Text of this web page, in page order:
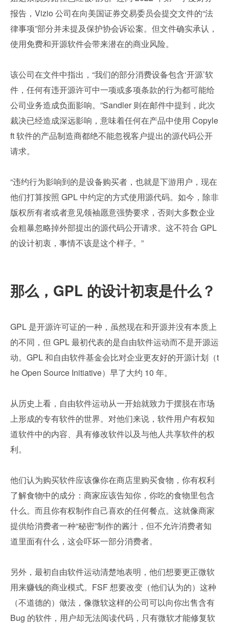
报告，Vizio 公司在向美国证券交易委员会提交文件的“法
律事项”部分并未提及保护协会诉讼案。但文件确实承认，
使用免费和开源软件会带来潜在的商业风险。
该公司在文件中指出，“我们的部分消费设备包含‘开源’软
件，任何有违开源许可中一项或多项条款的行为都可能给
公司业务造成负面影响。”Sandler 则在邮件中提到，此次
裁决已经造成深远影响，意味着任何在产品中使用 Copyle
ft 软件的产品制造商都绝不能忽视客户提出的源代码公开
请求。
“违约行为影响到的是设备购买者，也就是下游用户，现在
他们打算按照 GPL 中约定的方式使用源代码。如今，除非
版权所有者或者意见领袖愿意强势要求，否则大多数企业
会粗暴忽略掉外部提出的源代码公开请求。这不符合 GPL
的设计初衷，事情不该是这个样子。”
那么，GPL 的设计初衷是什么？
GPL 是开源许可证的一种，虽然现在和开源并没有本质上
的不同，但 GPL 最初代表的是自由软件运动而不是开源运
动。GPL 和自由软件基金会比对企业更友好的开源计划（t
he Open Source Initiative）早了大约 10 年。
从历史上看，自由软件运动从一开始就致力于摆脱在市场
上形成的专有软件的世界。对他们来说，软件用户有权知
道软件中的内容、具有修改软件以及与他人共享软件的权
利。
他们认为购买软件应该像你在商店里购买食物，你有权利
了解食物中的成分：商家应该告知你，你吃的食物里包含
什么。而且你有权制作自己喜欢的任何餐点。这就像商家
提供给消费者一种“秘密”制作的酱汁，但不允许消费者知
道里面有什么，这会吓坏一部分消费者。
另外，最初自由软件运动清楚地表明，他们想要更正微软
用来赚钱的商业模式。FSF 想要改变（他们认为的）这种
（不道德的）做法，像微软这样的公司可以向你出售含有
Bug 的软件，用户却无法阅读代码，只有微软才能修复软